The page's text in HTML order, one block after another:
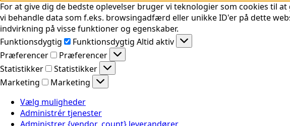
For at give dig de bedste oplevelser bruger vi teknologier som cookies til
vi behandle data som f.eks. browsingadfærd eller unikke ID'er på dette
indvirkning på visse funktioner og egenskaber.
Funktionsdygtig
Funktionsdygtig Altid aktiv
Præferencer
Præferencer
Statistikker
Statistikker
Marketing
Marketing
Vælg muligheder
Administrér tjenester